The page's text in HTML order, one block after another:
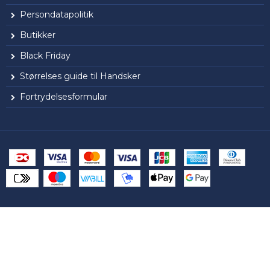
Persondatapolitik
Butikker
Black Friday
Størrelses guide til Handsker
Fortrydelsesformular